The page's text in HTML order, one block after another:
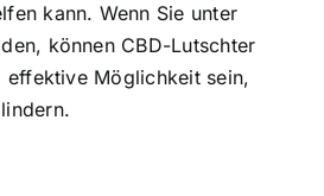
kann. Wenn Sie unter
können CBD-Lutschter
effektive Möglichkeit sein,